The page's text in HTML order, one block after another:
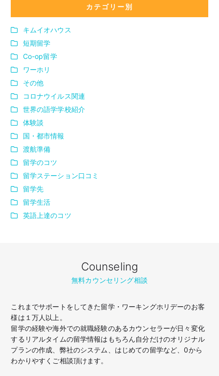
カテゴリー別
キムイオハウス
短期留学
Co-op留学
ワーホリ
その他
コロナウイルス関連
世界の語学学校紹介
体験談
国・都市情報
渡航準備
留学のコツ
留学ステーション口コミ
留学先
留学生活
英語上達のコツ
Counseling
無料カウンセリング相談
これまでサポートをしてきた留学・ワーキングホリデーのお客
様は１万人以上。
留学の経験や海外での就職経験のあるカウンセラーが日々変化
するリアルタイムの留学情報はもちろん自分だけのオリジナル
プランの作成、弊社のシステム、はじめての留学など、0から
わかりやすくご相談頂けます。